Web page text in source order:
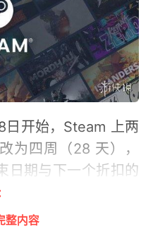
开始，Steam 上两
为四周（28 天），
日期与下一个折扣的
隔 28 天。此折扣冷
有类型的促销及折
整内容